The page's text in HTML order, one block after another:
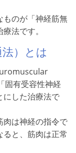
ものが「神経筋無
法です。
）とは
固有受容性神経
にした治療法で
肉は神経の指令で
と、筋肉は正常